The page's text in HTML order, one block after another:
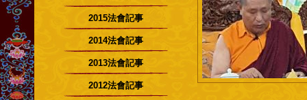
2015法會記事
2014法會記事
2013法會記事
2012法會記事